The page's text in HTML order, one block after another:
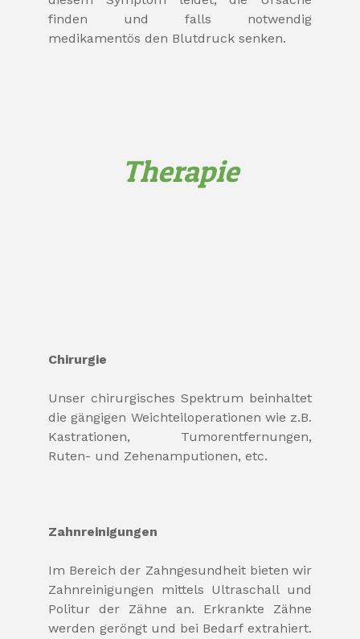
finden und falls notwendig
medikamentös den Blutdruck senken.
Therapie
Chirurgie
Unser chirurgisches Spektrum beinhaltet
die gängigen Weichteiloperationen wie z.B.
Kastrationen, Tumorentfernungen,
Ruten- und Zehenamputionen, etc.
Zahnreinigungen
Im Bereich der Zahngesundheit bieten wir
Zahnreinigungen mittels Ultraschall und
Politur der Zähne an. Erkrankte Zähne
werden geröngt und bei Bedarf extrahiert.